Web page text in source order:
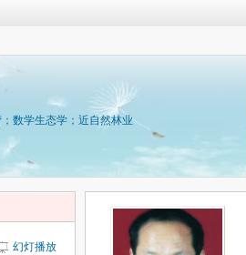
数学生态学；近自然林业
幻灯播放